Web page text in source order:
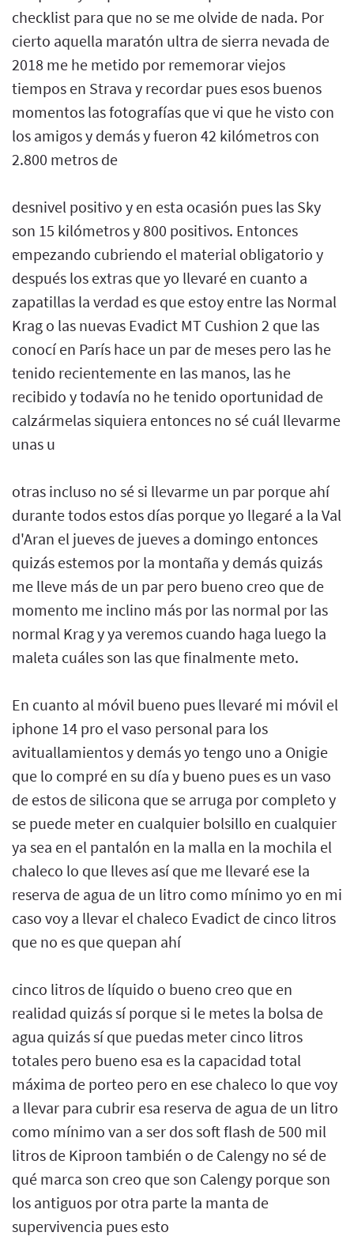
checklist para que no se me olvide de nada. Por
cierto aquella maratón ultra de sierra nevada de
2018 me he metido por rememorar viejos
tiempos en Strava y recordar pues esos buenos
momentos las fotografías que vi que he visto con
los amigos y demás y fueron 42 kilómetros con
2.800 metros de
desnivel positivo y en esta ocasión pues las Sky
son 15 kilómetros y 800 positivos. Entonces
empezando cubriendo el material obligatorio y
después los extras que yo llevaré en cuanto a
zapatillas la verdad es que estoy entre las Normal
Krag o las nuevas Evadict MT Cushion 2 que las
conocí en París hace un par de meses pero las he
tenido recientemente en las manos, las he
recibido y todavía no he tenido oportunidad de
calzármelas siquiera entonces no sé cuál llevarme
unas u
otras incluso no sé si llevarme un par porque ahí
durante todos estos días porque yo llegaré a la Val
d'Aran el jueves de jueves a domingo entonces
quizás estemos por la montaña y demás quizás
me lleve más de un par pero bueno creo que de
momento me inclino más por las normal por las
normal Krag y ya veremos cuando haga luego la
maleta cuáles son las que finalmente meto.
En cuanto al móvil bueno pues llevaré mi móvil el
iphone 14 pro el vaso personal para los
avituallamientos y demás yo tengo uno a Onigie
que lo compré en su día y bueno pues es un vaso
de estos de silicona que se arruga por completo y
se puede meter en cualquier bolsillo en cualquier
ya sea en el pantalón en la malla en la mochila el
chaleco lo que lleves así que me llevaré ese la
reserva de agua de un litro como mínimo yo en mi
caso voy a llevar el chaleco Evadict de cinco litros
que no es que quepan ahí
cinco litros de líquido o bueno creo que en
realidad quizás sí porque si le metes la bolsa de
agua quizás sí que puedas meter cinco litros
totales pero bueno esa es la capacidad total
máxima de porteo pero en ese chaleco lo que voy
a llevar para cubrir esa reserva de agua de un litro
como mínimo van a ser dos soft flash de 500 mil
litros de Kiproon también o de Calengy no sé de
qué marca son creo que son Calengy porque son
los antiguos por otra parte la manta de
supervivencia pues esto